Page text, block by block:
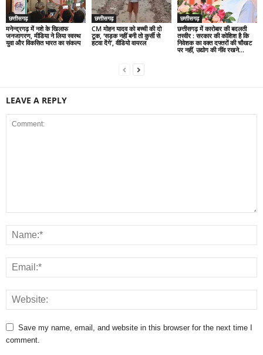
छत्तीसगढ़
मनेन्द्रगढ़ में नशे के खिलाफ
जनजागरण, मीडिया ने लिया स्वस्थ
युवा और विकसित भारत का संकल्प
छत्तीसगढ़
CM मोहन यादव को बच्ची की दो
टूक, ‘सड़क नहीं बनी तो कुर्सी से
हटवा देंगे’, वीडियो वायरल
छत्तीसगढ़
छत्तीसगढ़ में कारोबार की बदलती
तस्वीर : सरकार की कोशिश है कि
निवेशक का वक्त दफ्तरों की चौखट
पर नहीं, उद्योग की नींव रखने...
LEAVE A REPLY
Save my name, email, and website in this browser for the next time I
comment.